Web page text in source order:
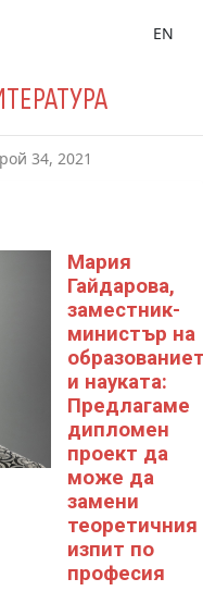
EN
34, 2021
Мария
Гайдарова,
заместник-
министър на
и науката:
Предлагаме
дипломен
проект да
може да
замени
теоретичния
изпит по
професия